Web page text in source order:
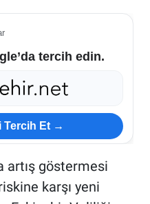
tercih edin.
Tercih Et →
artış göstermesi
karşı yeni